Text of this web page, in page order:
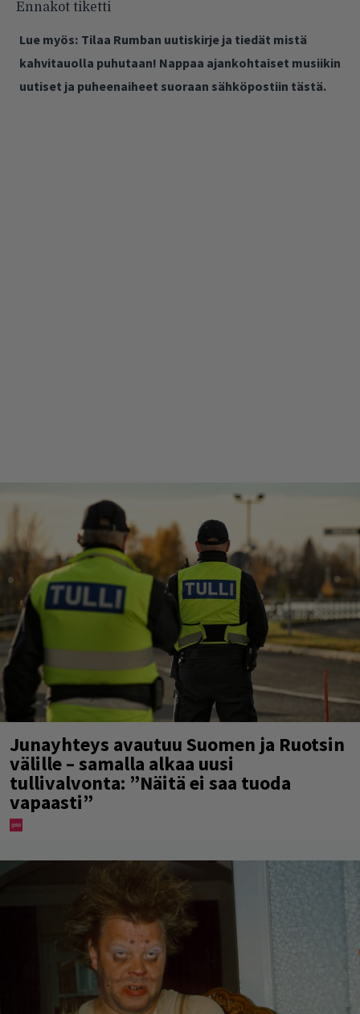
Ennakot tiketti
Lue myös: Tilaa Rumban uutiskirje ja tiedät mistä
kahvitauolla puhutaan! Nappaa ajankohtaiset musiikin
uutiset ja puheenaiheet suoraan sähköpostiin tästä.
Junayhteys avautuu Suomen ja Ruotsin
välille – samalla alkaa uusi
tullivalvonta: ”Näitä ei saa tuoda
vapaasti”